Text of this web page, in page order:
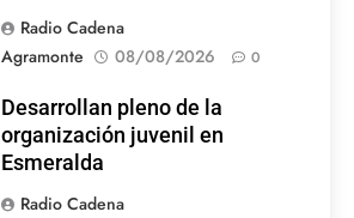
Radio Cadena
Agramonte
08/08/2026 0
Desarrollan pleno de la
organización juvenil en
Esmeralda
Radio Cadena